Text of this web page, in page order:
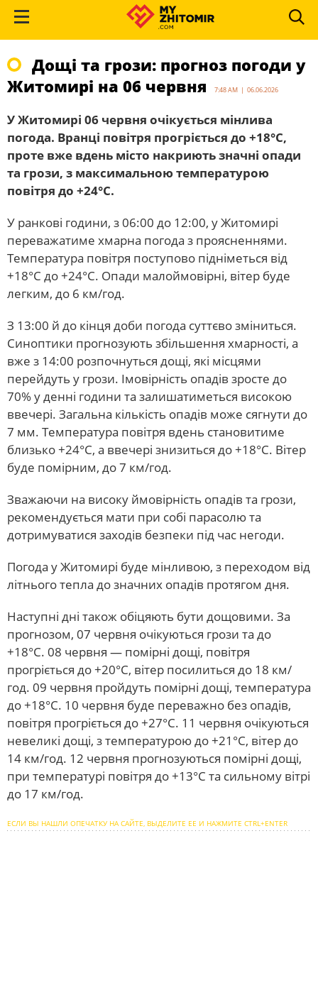
Дощі та грози: прогноз погоди у
Житомирі на 06 червня
7:48 AM | 06.06.2026
У Житомирі 06 червня очікується мінлива
погода. Вранці повітря прогріється до +18°С,
проте вже вдень місто накриють значні опади
та грози, з максимальною температурою
повітря до +24°С.
У ранкові години, з 06:00 до 12:00, у Житомирі
переважатиме хмарна погода з проясненнями.
Температура повітря поступово підніметься від
+18°С до +24°С. Опади малоймовірні, вітер буде
легким, до 6 км/год.
З 13:00 й до кінця доби погода суттєво зміниться.
Синоптики прогнозують збільшення хмарності, а
вже з 14:00 розпочнуться дощі, які місцями
перейдуть у грози. Імовірність опадів зросте до
70% у денні години та залишатиметься високою
ввечері. Загальна кількість опадів може сягнути до
7 мм. Температура повітря вдень становитиме
близько +24°С, а ввечері знизиться до +18°С. Вітер
буде помірним, до 7 км/год.
Зважаючи на високу ймовірність опадів та грози,
рекомендується мати при собі парасолю та
дотримуватися заходів безпеки під час негоди.
Погода у Житомирі буде мінливою, з переходом від
літнього тепла до значних опадів протягом дня.
Наступні дні також обіцяють бути дощовими. За
прогнозом, 07 червня очікуються грози та до
+18°С. 08 червня — помірні дощі, повітря
прогріється до +20°С, вітер посилиться до 18 км/
год. 09 червня пройдуть помірні дощі, температура
до +18°С. 10 червня буде переважно без опадів,
повітря прогріється до +27°С. 11 червня очікуються
невеликі дощі, з температурою до +21°С, вітер до
14 км/год. 12 червня прогнозуються помірні дощі,
при температурі повітря до +13°С та сильному вітрі
до 17 км/год.
ЕСЛИ ВЫ НАШЛИ ОПЕЧАТКУ НА САЙТЕ, ВЫДЕЛИТЕ ЕЕ И НАЖМИТЕ CTRL+ENTER